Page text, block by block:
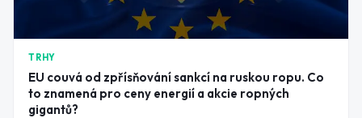
TRHY
EU couvá od zpřísňování sankcí na ruskou ropu. Co
to znamená pro ceny energií a akcie ropných
gigantů?